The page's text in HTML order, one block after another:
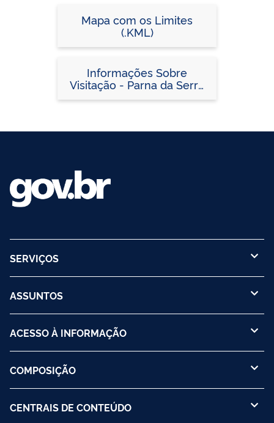
Mapa com os Limites
(.KML)
Informações Sobre
Visitação - Parna da Serra
do Itajaí
SERVIÇOS
ASSUNTOS
ACESSO À INFORMAÇÃO
COMPOSIÇÃO
CENTRAIS DE CONTEÚDO